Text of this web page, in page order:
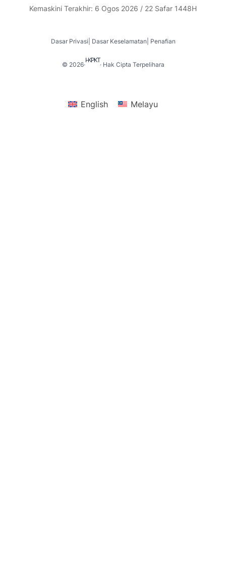
Kemaskini Terakhir: 6 Ogos 2026 / 22 Safar 1448H
Dasar Privasi Dasar Keselamatan Penafian
© 2026·
I-KPKT
· Hak Cipta Terpelihara
English Melayu